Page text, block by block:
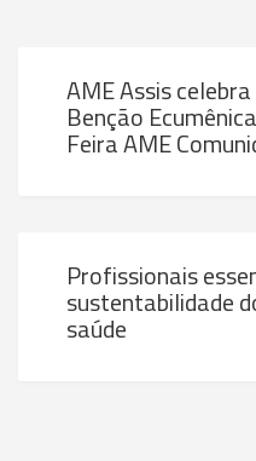
AME Assis
Benção
Feira AME
Profissionais
sustentabilidade
saúde